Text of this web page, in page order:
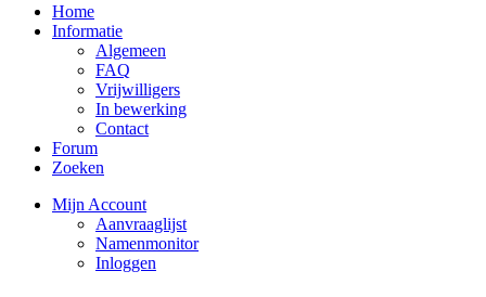
Home
Informatie
Algemeen
FAQ
Vrijwilligers
In bewerking
Contact
Forum
Zoeken
Mijn Account
Aanvraaglijst
Namenmonitor
Inloggen